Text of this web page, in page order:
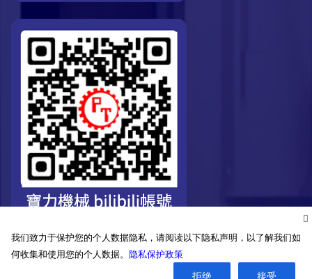
©2026. Pro-Technic Machinery Ltd. All right reserved.
我们致力于保护您的个人数据隐私，请阅读以下隐私声明，以了解我们如
何收集和使用您的个人数据。 隐私保护政策
拒绝 接受